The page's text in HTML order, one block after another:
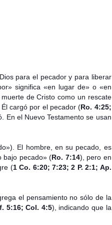
para el pecador y para liberar
significa «en lugar de» o «en
de Cristo como un rescate
cargó por el pecador (Ro. 4:25;
En el Nuevo Testamento se usan
El hombre, en su pecado, es
bajo pecado» (Ro. 7:14), pero en
(1 Co. 6:20; 7:23; 2 P. 2:1; Ap.
el pensamiento no sólo de la
5:16; Col. 4:5), indicando que la